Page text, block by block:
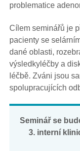
problematice
Cílem seminářů je
pacienty se
dané oblasti,
výsledkyléčby a
léčbě. Zváni jsou
spolupracujících
Seminář se
3. interní